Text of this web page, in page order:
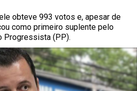
obteve 993 votos e, apesar de
como primeiro suplente pelo
Progressista (PP).